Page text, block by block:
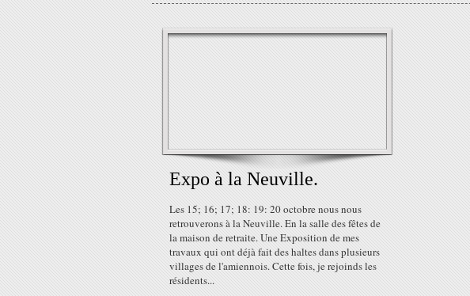
Expo à la Neuville.
Les 15; 16; 17; 18: 19: 20 octobre nous nous
retrouverons à la Neuville. En la salle des fêtes de
la maison de retraite. Une Exposition de mes
travaux qui ont déjà fait des haltes dans plusieurs
villages de l'amiennois. Cette fois, je rejoinds les
résidents...